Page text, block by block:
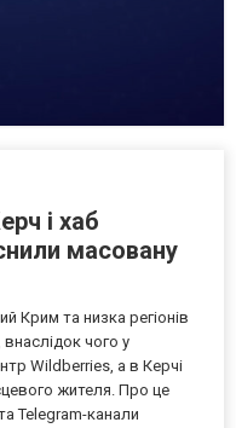
і хаб
масовану
Крим та низка регіонів
внаслідок чого у
Wildberries, а в Керчі
жителя. Про це
Telegram-канали